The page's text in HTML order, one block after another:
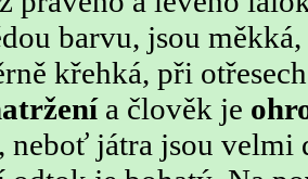
barvu, jsou
křehká, při
a člověk je
, neboť játra jsou velmi